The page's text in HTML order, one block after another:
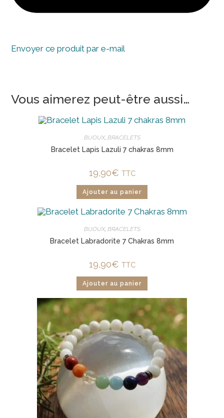
Envoyer ce produit par e-mail
Vous aimerez peut-être aussi…
BIJOUX, BRACELETS
Bracelet Lapis Lazuli 7 chakras 8mm
19,90€ TTC
Ajouter au panier
BIJOUX, BRACELETS
Bracelet Labradorite 7 Chakras 8mm
19,90€ TTC
Ajouter au panier